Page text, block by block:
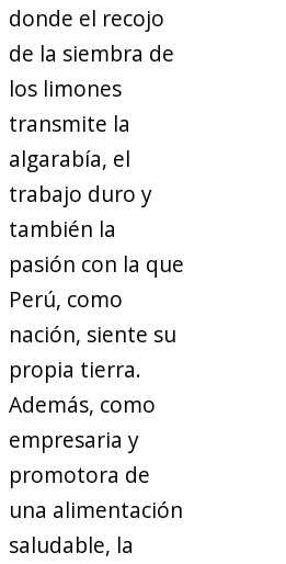
donde el recojo
de la siembra de
los limones
transmite la
algarabía, el
trabajo duro y
también la
pasión con la que
Perú, como
nación, siente su
propia tierra.
Además, como
empresaria y
promotora de
una alimentación
saludable, la